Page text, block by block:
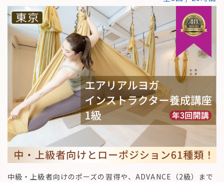
中級・上級者向けのポーズの習得や、ADVANCE（2級）まで